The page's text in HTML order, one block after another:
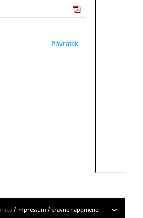
Povratak
/ impressum / pravne napomene